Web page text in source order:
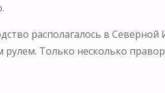
располагалось в
Только несколько